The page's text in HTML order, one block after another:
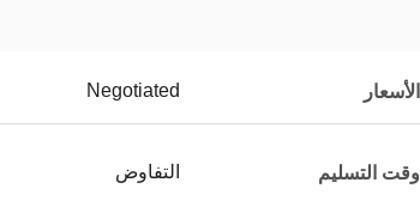
الأسعار Negotiated
وقت التسليم التفاوض